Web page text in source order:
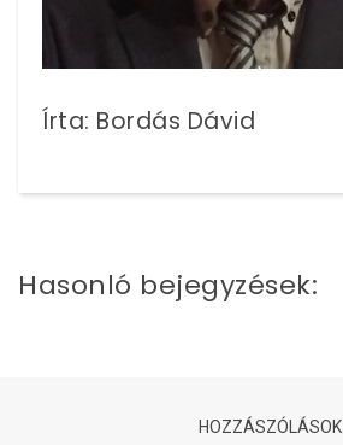
Írta: Bordás Dávid
Hasonló bejegyzések:
HOZZÁSZÓLÁSOK